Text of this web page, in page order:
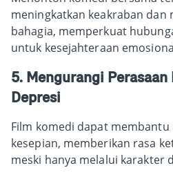
meningkatkan keakraban dan
bahagia, memperkuat
untuk kesejahteraan
5. Mengurangi Perasaan
Depresi
Film komedi dapat membantu
kesepian, memberikan rasa
meski hanya melalui karakter